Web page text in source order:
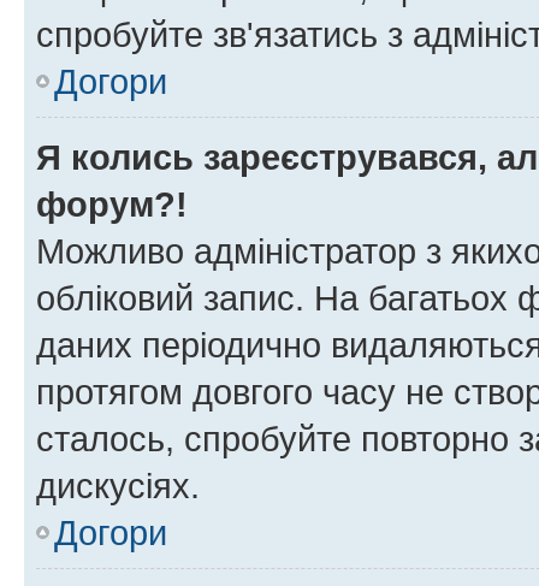
спробуйте зв'язатись з
Догори
Я колись зареєструвався,
форум?!
Можливо адміністратор з
обліковий запис. На
даних періодично видаляються
протягом довгого часу не
сталось, спробуйте повторно
дискусіях.
Догори